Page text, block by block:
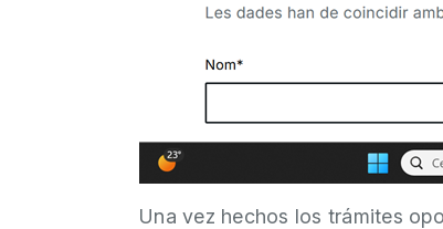
Una vez hechos los trámites